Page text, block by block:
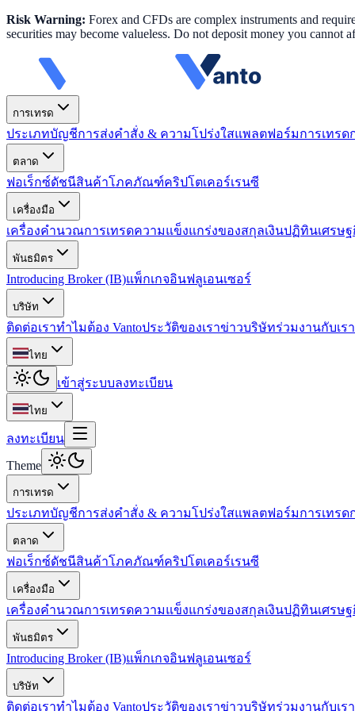
Risk Warning: Forex and CFDs are complex instruments and
securities may become valueless. Do not deposit money you cannot
การเทรด
ประเภทบัญชีการส่งคำสั่ง & ความโปร่งใสแพลตฟอร์มการเทรด
ตลาด
ฟอเร็กซ์ดัชนีสินค้าโภคภัณฑ์คริปโตเคอร์เรนซี
เครื่องมือ
เครื่องคำนวณการเทรดความแข็งแกร่งของสกุลเงินปฏิทินเศรษฐ
พันธมิตร
Introducing Broker (IB)แพ็กเกจอินฟลูเอนเซอร์
บริษัท
ติดต่อเราทำไมต้อง Vantoประวัติของเราข่าวบริษัทร่วมงานกับเรา
ไทย
เข้าสู่ระบบลงทะเบียน
ไทย
ลงทะเบียน
Theme
การเทรด
ประเภทบัญชีการส่งคำสั่ง & ความโปร่งใสแพลตฟอร์มการเทรด
ตลาด
ฟอเร็กซ์ดัชนีสินค้าโภคภัณฑ์คริปโตเคอร์เรนซี
เครื่องมือ
เครื่องคำนวณการเทรดความแข็งแกร่งของสกุลเงินปฏิทินเศรษฐ
พันธมิตร
Introducing Broker (IB)แพ็กเกจอินฟลูเอนเซอร์
บริษัท
ติดต่อเราทำไมต้อง Vantoประวัติของเราข่าวบริษัทร่วมงานกับเรา